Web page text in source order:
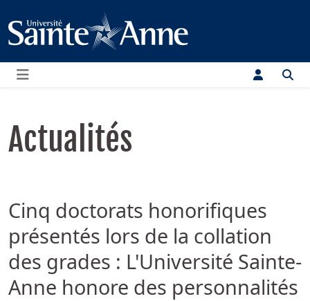
Menu
Actualités
Cinq doctorats honorifiques
présentés lors de la collation
des grades : L'Université Sainte-
Anne honore des personnalités